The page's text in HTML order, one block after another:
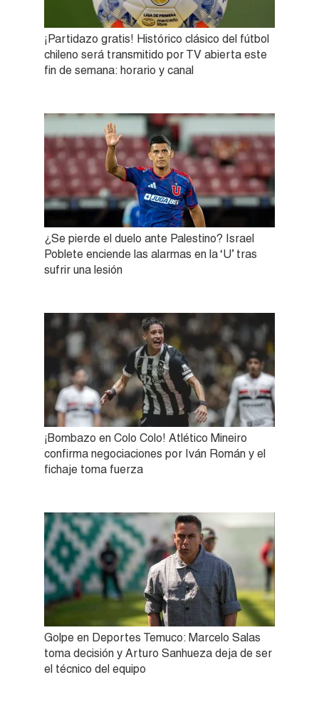
¡Partidazo gratis! Histórico clásico del fútbol
chileno será transmitido por TV abierta este
fin de semana: horario y canal
¿Se pierde el duelo ante Palestino? Israel
Poblete enciende las alarmas en la ‘U’ tras
sufrir una lesión
¡Bombazo en Colo Colo! Atlético Mineiro
confirma negociaciones por Iván Román y el
fichaje toma fuerza
Golpe en Deportes Temuco: Marcelo Salas
toma decisión y Arturo Sanhueza deja de ser
el técnico del equipo